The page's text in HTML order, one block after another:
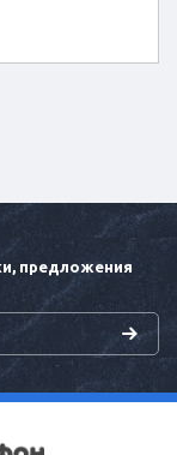
предложения